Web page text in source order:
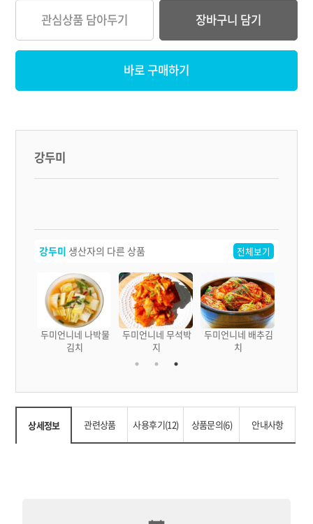
관심상품 담아두기 장바구니 담기
바로 구매하기
강두미
강두미 생산자의 다른 상품 전체보기
두미언니네 나박물
김치
두미언니네 무석박
지
두미언니네 배추김
치
상세정보 관련상품 사용후기(12) 상품문의(6) 안내사항